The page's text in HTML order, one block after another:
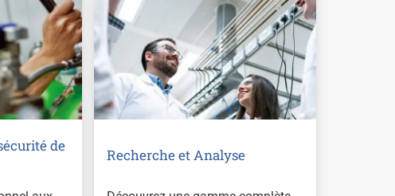
de
Recherche et Analyse